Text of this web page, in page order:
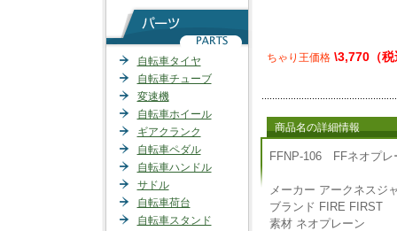
自転車タイヤ
自転車チューブ
変速機
自転車ホイール
ギアクランク
自転車ペダル
自転車ハンドル
サドル
自転車荷台
自転車スタンド
ちゃり王価格 \3,770（税
商品名の詳細情報
FFNP-106 FFネオプレ
メーカー アークネスジ
ブランド FIRE FIRST
素材 ネオプレーン